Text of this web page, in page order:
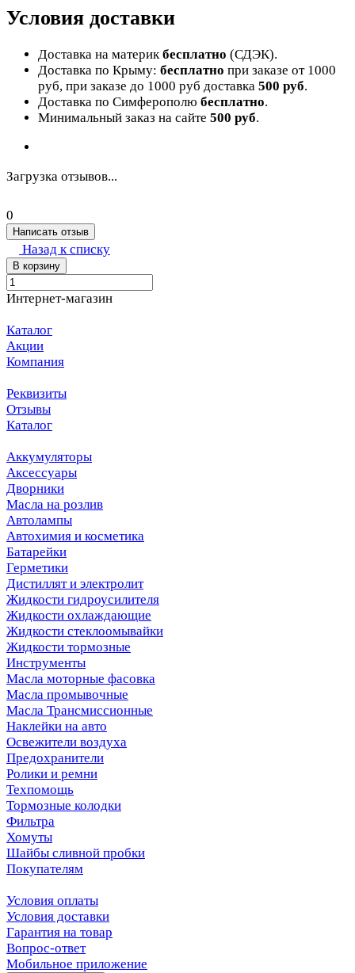
Условия доставки
Доставка на материкбесплатно (СДЭК).
Доставка по Крыму: бесплатно при заказе от 1000
руб, при заказе до 1000 руб доставка 500 руб.
Доставка по Симферополю бесплатно.
Минимальный заказ на сайте 500 руб.
Загрузка отзывов...
0
Написать отзыв
Назад к списку
В корзину
Интернет-магазин
Каталог
Акции
Компания
Реквизиты
Отзывы
Каталог
Аккумуляторы
Аксессуары
Дворники
Масла на розлив
Автолампы
Автохимия и косметика
Батарейки
Герметики
Дистиллят и электролит
Жидкости гидроусилителя
Жидкости охлаждающие
Жидкости стеклоомывайки
Жидкости тормозные
Инструменты
Масла моторные фасовка
Масла промывочные
Масла Трансмиссионные
Наклейки на авто
Освежители воздуха
Предохранители
Ролики и ремни
Техпомощь
Тормозные колодки
Фильтра
Хомуты
Шайбы сливной пробки
Покупателям
Условия оплаты
Условия доставки
Гарантия на товар
Вопрос-ответ
Мобильное приложение